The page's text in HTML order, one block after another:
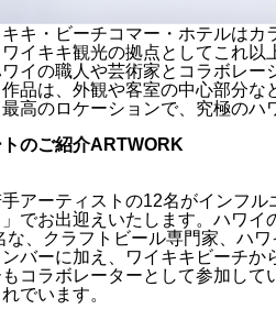
キ・ビーチコマー・ホテルはカ
イキキ観光の拠点としてこれ以
イの職人や芸術家とコラボレー
品は、外観や客室の中心部分な
高のロケーションで、究極のハ
のご紹介ARTWORK
アーティストの12名がインフ
でお出迎えいたします。ハワ
な、クラフトビール専門家、ハ
バーに加え、ワイキキビーチか
コラボレーターとして参加し
でいます。